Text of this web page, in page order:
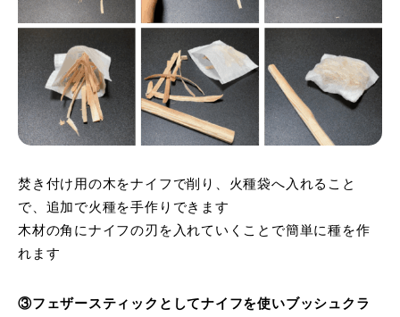
焚き付け用の木をナイフで削り、火種袋へ入れること
で、追加で火種を手作りできます
木材の角にナイフの刃を入れていくことで簡単に種を作
れます
③フェザースティックとしてナイフを使いブッシュクラ